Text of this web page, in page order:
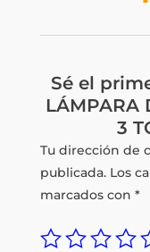
Sé el
LÁMPARA
3
Tu dirección de
publicada. Los
marcados con *